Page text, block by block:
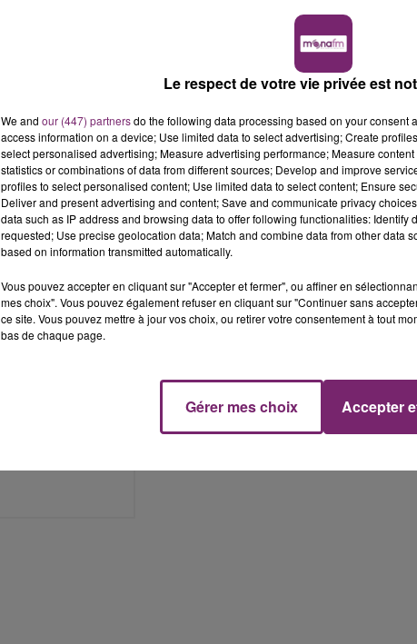
Le respect de votre vie privée est
We and our (447) partnersdo the following data processing based on your consent
access information on a device; Use limited data to select advertising; Create
select personalised advertising; Measure advertising performance; Measure
statistics or combinations of data from different sources; Develop and improve
profiles to select personalised content; Use limited data to select content; Ensure
Deliver and present advertising and content; Save and communicate privacy
data such as IP address and browsing data to offer following functionalities: Identify
requested; Use precise geolocation data; Match and combine data from other data
based on information transmitted automatically.
Vous pouvez accepter en cliquant sur "Accepter et fermer", ou affiner en
mes choix". Vous pouvez également refuser en cliquant sur "Continuer sans
ce site. Vous pouvez mettre à jour vos choix, ou retirer votre consentement à tout
bas de chaque page.
Gérer mes choix Accepter